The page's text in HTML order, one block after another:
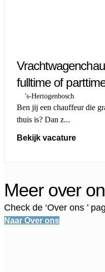
fulltime of
's-Hertogenbosch
Ben jij een chauffeur die
thuis is? Dan z...
Bekijk vacature
Meer over
Check de ‘Over ons ’
Naar Over ons